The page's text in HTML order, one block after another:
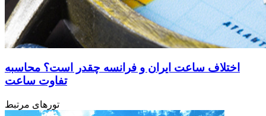
اختلاف ساعت ایران و فرانسه چقدر است؟ محاسبه
تفاوت ساعت
تورهای مرتبط